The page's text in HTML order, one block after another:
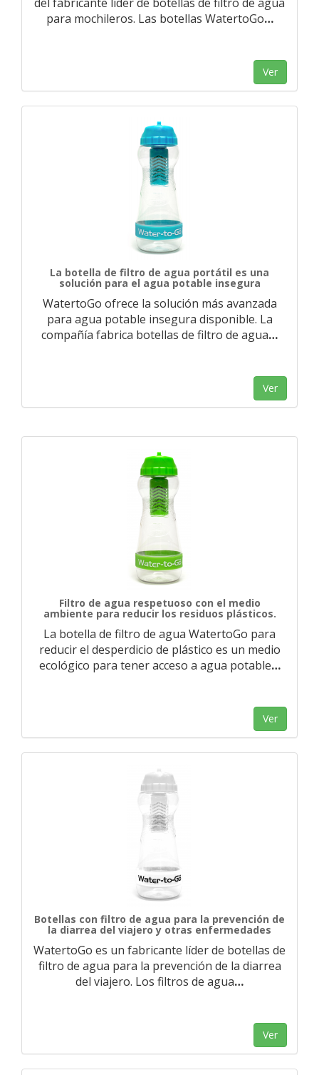
para mochileros. Las botellas WatertoGo…
Ver
La botella de filtro de agua portátil es una
solución para el agua potable insegura
WatertoGo ofrece la solución más avanzada
para agua potable insegura disponible. La
compañía fabrica botellas de filtro de agua…
Ver
Filtro de agua respetuoso con el medio
ambiente para reducir los residuos plásticos.
La botella de filtro de agua WatertoGo para
reducir el desperdicio de plástico es un medio
ecológico para tener acceso a agua potable…
Ver
Botellas con filtro de agua para la prevención de
la diarrea del viajero y otras enfermedades
WatertoGo es un fabricante líder de botellas de
filtro de agua para la prevención de la diarrea
del viajero. Los filtros de agua…
Ver